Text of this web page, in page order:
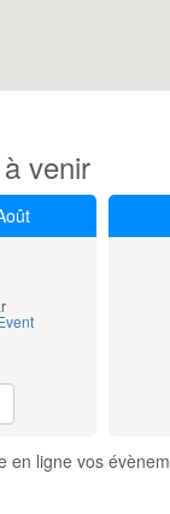
venir
en ligne vos